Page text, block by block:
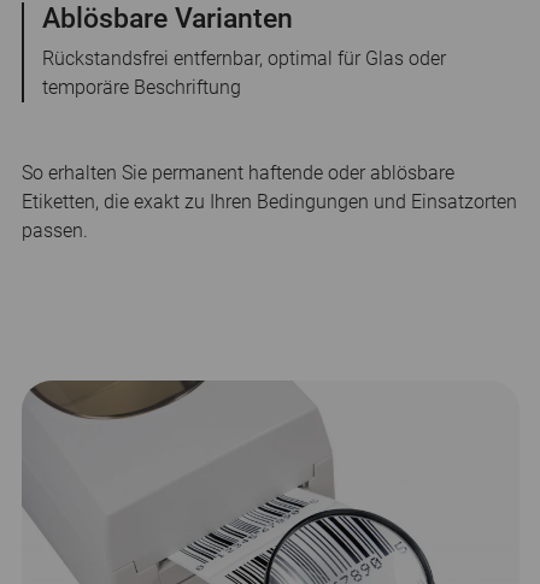
Ablösbare Varianten
Rückstandsfrei entfernbar, optimal für Glas oder
temporäre Beschriftung
So erhalten Sie permanent haftende oder ablösbare
Etiketten, die exakt zu Ihren Bedingungen und Einsatzorten
passen.